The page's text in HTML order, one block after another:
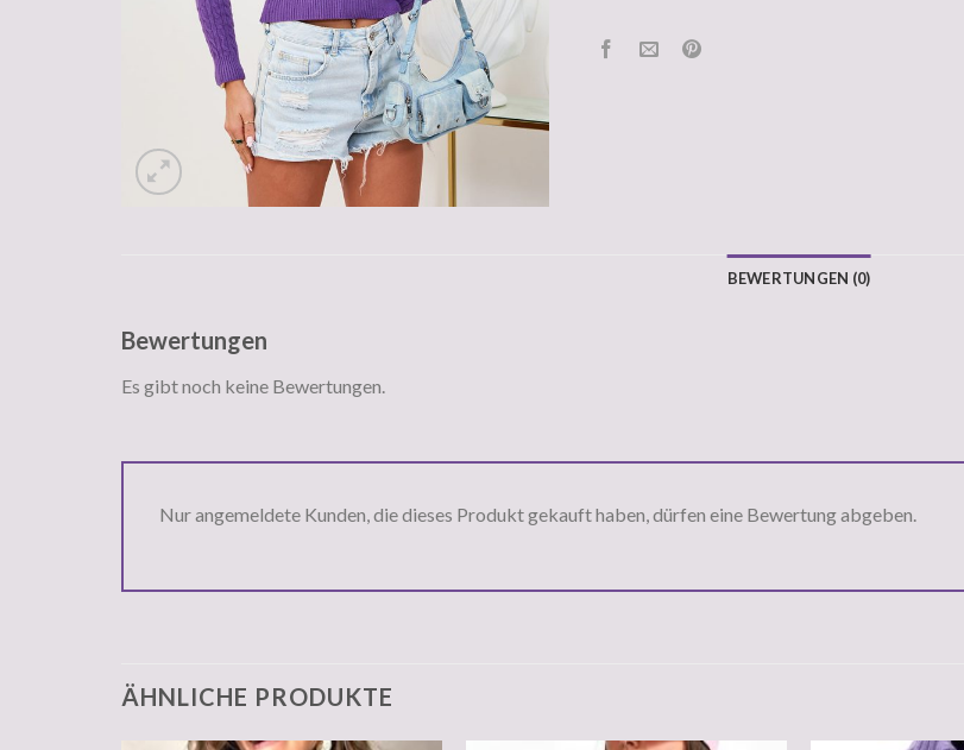
BEWERTUNGEN (0)
Bewertungen
Es gibt noch keine Bewertungen.
Nur angemeldete Kunden, die dieses Produkt gekauft haben, dürfen eine Bewertung abgeben.
ÄHNLICHE PRODUKTE